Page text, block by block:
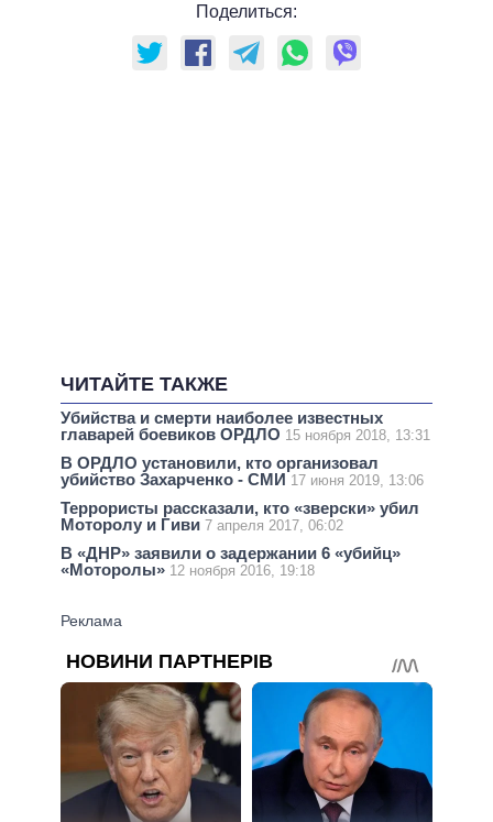
Поделиться:
ЧИТАЙТЕ ТАКЖЕ
Убийства и смерти наиболее известных
главарей боевиков ОРДЛО 15 ноября 2018, 13:31
В ОРДЛО установили, кто организовал
убийство Захарченко - СМИ 17 июня 2019, 13:06
Террористы рассказали, кто «зверски» убил
Моторолу и Гиви 7 апреля 2017, 06:02
В «ДНР» заявили о задержании 6 «убийц»
«Моторолы» 12 ноября 2016, 19:18